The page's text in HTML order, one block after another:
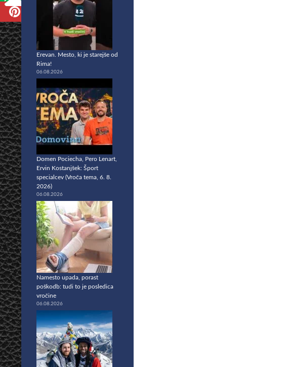
Erevan. Mesto, ki je starejše od
Rima!
06.08.2026
Domen Pociecha, Pero Lenart,
Ervin Kostanjšek: Šport
specialcev (Vroča tema, 6. 8.
2026)
06.08.2026
Namesto upada, porast
poškodb: tudi to je posledica
vročine
06.08.2026